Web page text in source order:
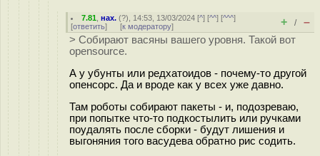
7.81 ,нах. (?), 14:53, 13/03/2024 [^] [^^] [^^^]
[ответить] [к модератору] + / –
> Собирают васяны вашего уровня. Такой вот
opensource.
А у убунты или редхатоидов - почему-то другой
опенсорс. Да и вроде как у всех уже давно.
Там роботы собирают пакеты - и, подозреваю,
при попытке что-то подкостылить или ручками
поудалять после сборки - будут лишения и
выгоняния того васудева обратно рис содить.